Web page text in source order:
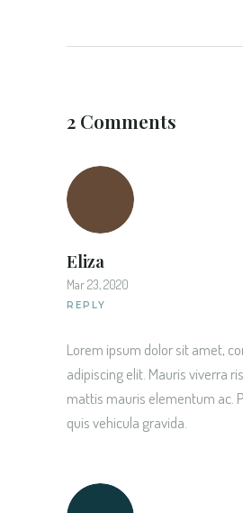
2 Comments
Eliza
Mar 23, 2020
REPLY
Lorem ipsum dolor sit amet,
adipiscing elit. Mauris viverra
mattis mauris elementum ac.
quis vehicula gravida.